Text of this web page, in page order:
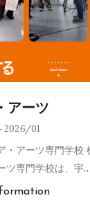
アーツ
2026/01
・アーツ専門学校
ツ専門学校は、宇…